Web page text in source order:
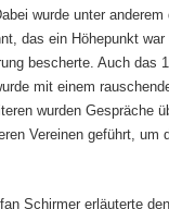
wurde unter anderem
das ein Höhepunkt
bescherte. Auch das
mit einem
wurden Gespräche
Vereinen geführt, um
Schirmer erläuterte